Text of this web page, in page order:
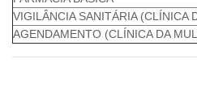
VIGILÂNCIA SANITÁRIA (CLÍNICA
AGENDAMENTO (CLÍNICA DA